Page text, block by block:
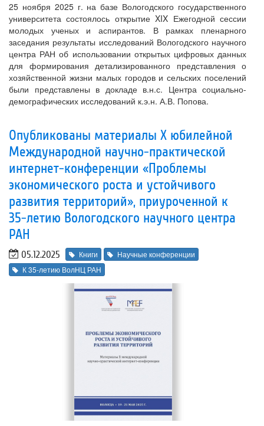
25 ноября 2025 г. на базе Вологодского государственного
университета состоялось открытие XIX Ежегодной сессии
молодых ученых и аспирантов. В рамках пленарного
заседания результаты исследований Вологодского научного
центра РАН об использовании открытых цифровых данных
для формирования детализированного представления о
хозяйственной жизни малых городов и сельских поселений
были представлены в докладе в.н.с. Центра социально-
демографических исследований к.э.н. А.В. Попова.
Опубликованы материалы X юбилейной
Международной научно-практической
интернет-конференции «Проблемы
экономического роста и устойчивого
развития территорий», приуроченной к
35-летию Вологодского научного центра
РАН
05.12.2025 Книги
Научные конференции
К 35-летию ВолНЦ РАН